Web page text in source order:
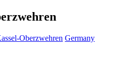
Oberzwehren Germany